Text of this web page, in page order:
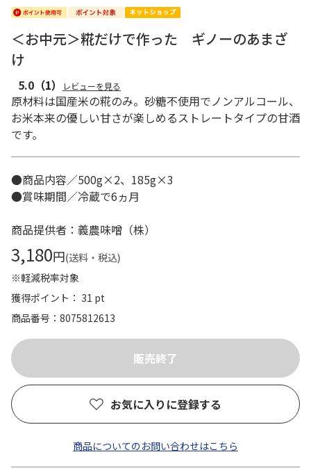
＜お中元＞糀だけで作った ギノーのあまざ
け
5.0 （1） レビューを見る
原材料は国産米の糀のみ。砂糖不使用でノンアルコール、
お米本来の優しい甘さが楽しめるストレートタイプの甘酒
です。
●商品内容／500g×2、185g×3
●賞味期間／冷蔵で6ヵ月
商品提供者：義農味噌（株）
3,180円(送料・税込)
※軽減税率対象
獲得ポイント： 31 pt
商品番号
8075812613
お気に入りに登録する
商品についてのお問い合わせはこちら